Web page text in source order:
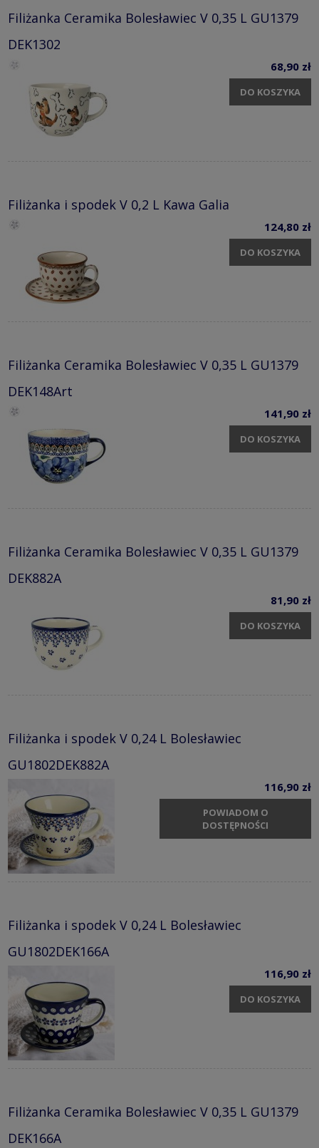
Filiżanka Ceramika Bolesławiec V 0,35 L GU1379
DEK1302
68,90 zł
DO KOSZYKA
Filiżanka i spodek V 0,2 L Kawa Galia
124,80 zł
DO KOSZYKA
Filiżanka Ceramika Bolesławiec V 0,35 L GU1379
DEK148Art
141,90 zł
DO KOSZYKA
Filiżanka Ceramika Bolesławiec V 0,35 L GU1379
DEK882A
81,90 zł
DO KOSZYKA
Filiżanka i spodek V 0,24 L Bolesławiec
GU1802DEK882A
116,90 zł
POWIADOM O
DOSTĘPNOŚCI
Filiżanka i spodek V 0,24 L Bolesławiec
GU1802DEK166A
116,90 zł
DO KOSZYKA
Filiżanka Ceramika Bolesławiec V 0,35 L GU1379
DEK166A